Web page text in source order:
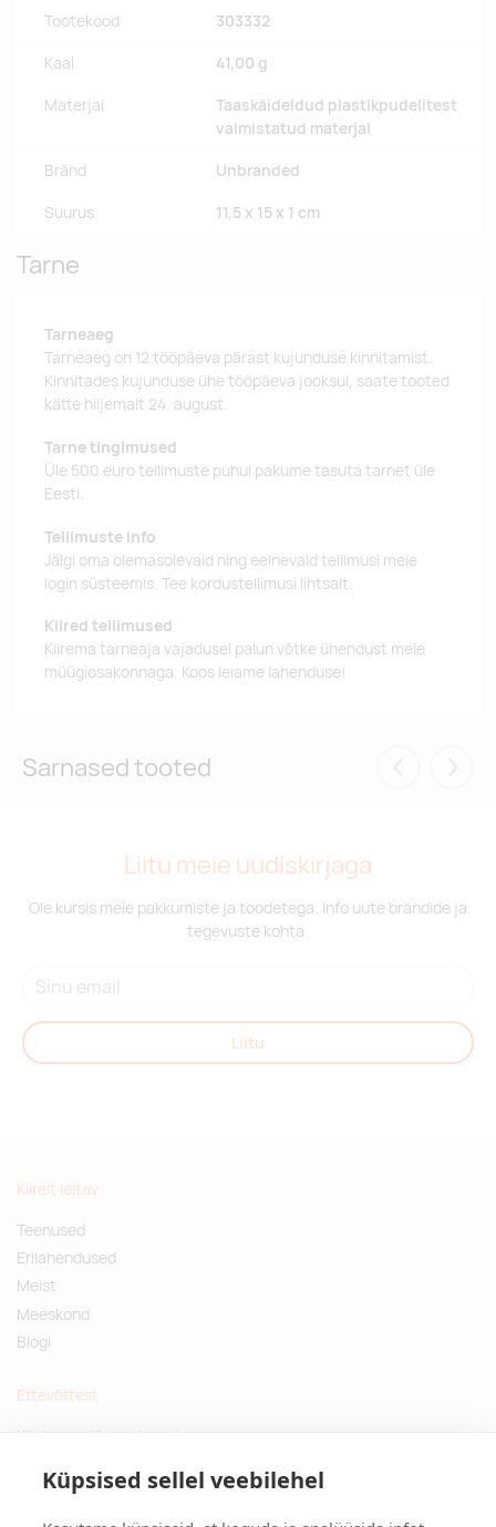
Küpsised sellel veebilehel
Tootekood 303332
Kaal 41,00 g
Materjal
Taaskäideldud plastikpudelitest
valmistatud materjal
Bränd Unbranded
Suurus 11,5 x 15 x 1 cm
Tarne
Tarneaeg
Tarneaeg on 12 tööpäeva pärast kujunduse kinnitamist.
Kinnitades kujunduse ühe tööpäeva jooksul, saate tooted
kätte hiljemalt 24. august.
Tarne tingimused
Üle 500 euro tellimuste puhul pakume tasuta tarnet üle
Eesti.
Tellimuste info
Jälgi oma olemasolevaid ning eelnevaid tellimusi meie
login süsteemis. Tee kordustellimusi lihtsalt.
Kiired tellimused
Kiirema tarneaja vajadusel palun võtke ühendust meie
müügiosakonnaga. Koos leiame lahenduse!
Sarnased tooted
Liitu meie uudiskirjaga
Ole kursis meie pakkumiste ja toodetega. Info uute brändide ja
tegevuste kohta.
Liitu
Kiirelt leitav
Teenused
Erilahendused
Meist
Meeskond
Blogi
Ettevõttest
Küsimused ja vastused
Privaatsuspoliitika